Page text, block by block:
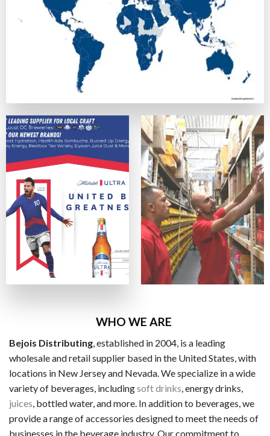
WHO WE ARE
Bejois Distributing , established in 2004, is a leading
wholesale and retail supplier based in the United States, with
locations in New Jersey and Nevada. We specialize in a wide
variety of beverages, includingsoft drinks , energy drinks,
juices , bottled water, and more. In addition to beverages, we
provide a range of accessories designed to meet the needs of
businesses in the beverage industry. Our commitment to
正式なライセンスを持ち、SSL暗号化でデータを守っている
カスタマーサポート
優秀なカジノは、迅速で親切なサポート体制を提供してい
便利さ・モバイル対応
スマホ、タブレットデバイス、PCのどれからでも問題なく
ゲームの質
ネットエント、Microgaming、プレイテック、Evolution
オンラインカジノサイトの入出金手段
カジノプロファイルを作成したら、次のステップは入金手
クレジットは最も手軽なデポジット手段の一つの方法です
主な入出金方法：
ビザカード / MasterCard / JCB
ビットコイン・Ethereum（仮想通貨）
一般的な電子決済手段：
EcoPayz
Neteller
アイウォレット
スクリル